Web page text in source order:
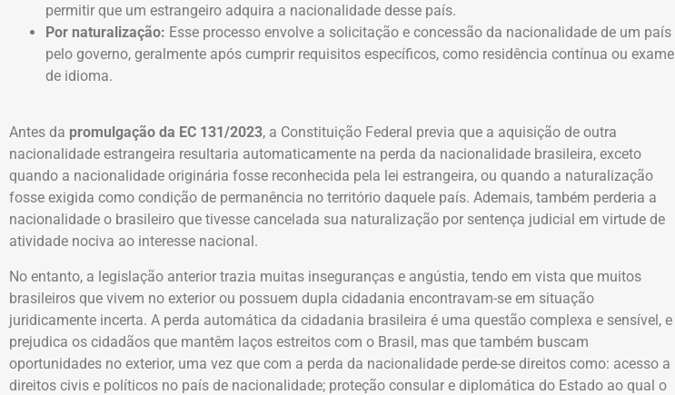
permitir que um estrangeiro adquira a nacionalidade desse país.
Por naturalização: Esse processo envolve a solicitação e concessão da nacionalidade de um país
pelo governo, geralmente após cumprir requisitos específicos, como residência contínua ou exame
de idioma.
Antes da promulgação da EC 131/2023, a Constituição Federal previa que a aquisição de outra
nacionalidade estrangeira resultaria automaticamente na perda da nacionalidade brasileira, exceto
quando a nacionalidade originária fosse reconhecida pela lei estrangeira, ou quando a naturalização
fosse exigida como condição de permanência no território daquele país. Ademais, também perderia a
nacionalidade o brasileiro que tivesse cancelada sua naturalização por sentença judicial em virtude de
atividade nociva ao interesse nacional.
No entanto, a legislação anterior trazia muitas inseguranças e angústia, tendo em vista que muitos
brasileiros que vivem no exterior ou possuem dupla cidadania encontravam-se em situação
juridicamente incerta. A perda automática da cidadania brasileira é uma questão complexa e sensível, e
prejudica os cidadãos que mantêm laços estreitos com o Brasil, mas que também buscam
oportunidades no exterior, uma vez que com a perda da nacionalidade perde-se direitos como: acesso a
direitos civis e políticos no país de nacionalidade; proteção consular e diplomática do Estado ao qual o